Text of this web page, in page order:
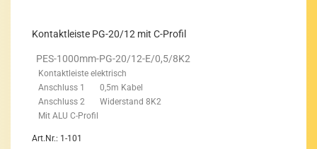
Kon­takt­leis­te PG-20/12 mit C-​Pro­fil
PES-​1000mm-PG-20/12-E/0,5/8K2
Kon­takt­leis­te elek­trisch
An­schluss 1 0,5m Kabel
An­schluss 2 Wi­der­stand 8K2
Mit ALU C-​Profil
Art.Nr.: 1-101